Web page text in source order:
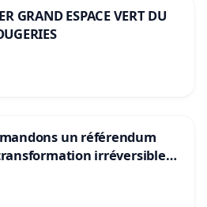
GRAND ESPACE VERT DU
un référendum
irréversible